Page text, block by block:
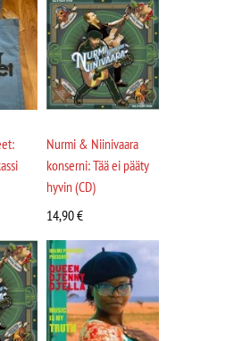
Nurmi & Niinivaara
konserni: Tää ei pääty
hyvin (CD)
14,90€